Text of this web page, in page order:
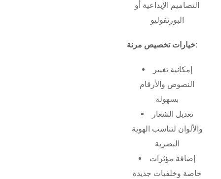
التصاميم الإبداعية أو
البورتفوليو
خيارات تخصيص مرنة:
إمكانية تغيير
النصوص والأرقام
بسهولة
تعديل الشعار
والألوان لتناسب الهوية
البصرية
إضافة مؤثرات
خاصة وخلفيات جديدة